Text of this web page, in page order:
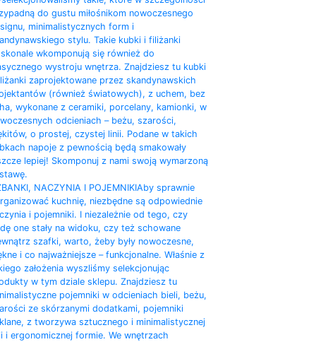
do gustu miłośnikom nowoczesnego
minimalistycznych form i
stylu. Takie kubki i filiżanki
wkomponują się również do
wystroju wnętrza. Znajdziesz tu kubki
zaprojektowane przez skandynawskich
(również światowych), z uchem, bez
wykonane z ceramiki, porcelany, kamionki, w
odcieniach – beżu, szarości,
o prostej, czystej linii. Podane w takich
napoje z pewnością będą smakowały
lepiej! Skomponuj z nami swoją wymarzoną
NACZYNIA I POJEMNIKIAby sprawnie
kuchnię, niezbędne są odpowiednie
i pojemniki. I niezależnie od tego, czy
one stały na widoku, czy też schowane
szafki, warto, żeby były nowoczesne,
i co najważniejsze – funkcjonalne. Właśnie z
założenia wyszliśmy selekcjonując
w tym dziale sklepu. Znajdziesz tu
pojemniki w odcieniach bieli, beżu,
ze skórzanymi dodatkami, pojemniki
z tworzywa sztucznego i minimalistycznej
i ergonomicznej formie. We wnętrzach